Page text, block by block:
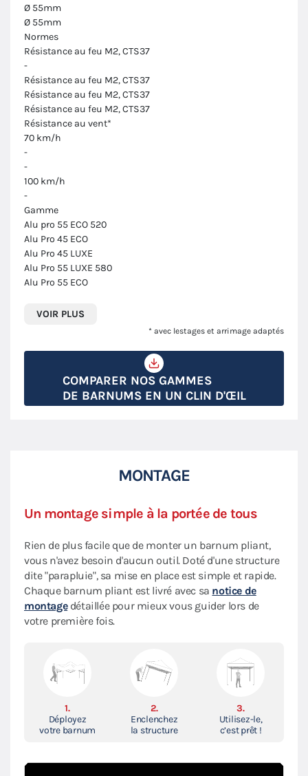
Ø 55mm
Ø 55mm
Normes
Résistance au feu M2, CTS37
-
Résistance au feu M2, CTS37
Résistance au feu M2, CTS37
Résistance au feu M2, CTS37
Résistance au vent*
70 km/h
-
-
100 km/h
-
Gamme
Alu pro 55 ECO 520
Alu Pro 45 ECO
Alu Pro 45 LUXE
Alu Pro 55 LUXE 580
Alu Pro 55 ECO
VOIR PLUS
* avec lestages et arrimage adaptés
COMPARER NOS GAMMES
DE BARNUMS EN UN CLIN D'ŒIL
MONTAGE
Un montage simple à la portée de tous
Rien de plus facile que de monter un barnum pliant,
vous n'avez besoin d'aucun outil. Doté d'une structure
dite "parapluie", sa mise en place est simple et rapide.
Chaque barnum pliant est livré avec sa notice de
montagedétaillée pour mieux vous guider lors de
votre première fois.
1.
Déployez
votre barnum
2.
Enclenchez
la structure
3.
Utilisez-le,
c’est prêt !